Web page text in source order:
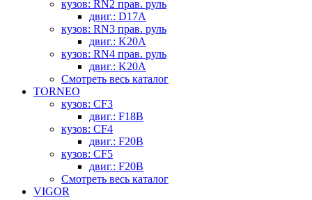
кузов: RN2 прав. руль
двиг.: D17A
кузов: RN3 прав. руль
двиг.: K20A
кузов: RN4 прав. руль
двиг.: K20A
Смотреть весь каталог
TORNEO
кузов: CF3
двиг.: F18B
кузов: CF4
двиг.: F20B
кузов: CF5
двиг.: F20B
Смотреть весь каталог
VIGOR